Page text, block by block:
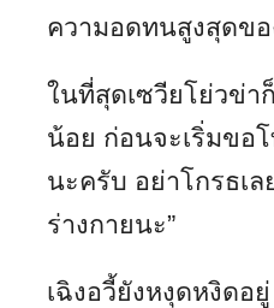
ความอดทนสูงสุดขอ
ในที่สุดเซวียโย่วข่า
น้อย ก่อนจะเริ่มขอโ
นะครับ อย่าโกรธเ
ร่างกายนะ”
เฉิงอวี้ยังหงุดหงิดอ